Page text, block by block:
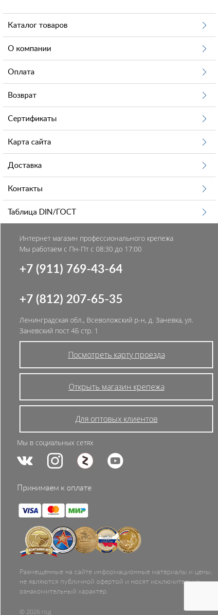
Каталог товаров
О компании
Оплата
Возврат
Сертификаты
Карта сайта
Доставка
Контакты
Таблица DIN/ГОСТ
Интернет магазин профессионального крепежа
Мы работаем с Пн-Пт с 08:30 до 17:00
+7 (911) 769-43-64
+7 (812) 207-65-35
Ленинградская обл., Всеволожский р-н, д. Заневка, ул.
Заневский пост 4Б стр. 1
Посмотреть карту проезда
Открыть магазин крепежа
Для оптовых клиентов
Мы в социальных сетях
Принимаем к оплате
Размещенные на сайте информационные материалы и цены,
не являются публичной офертой и носят исключительно
ознакомительный характер.
© 2026 год